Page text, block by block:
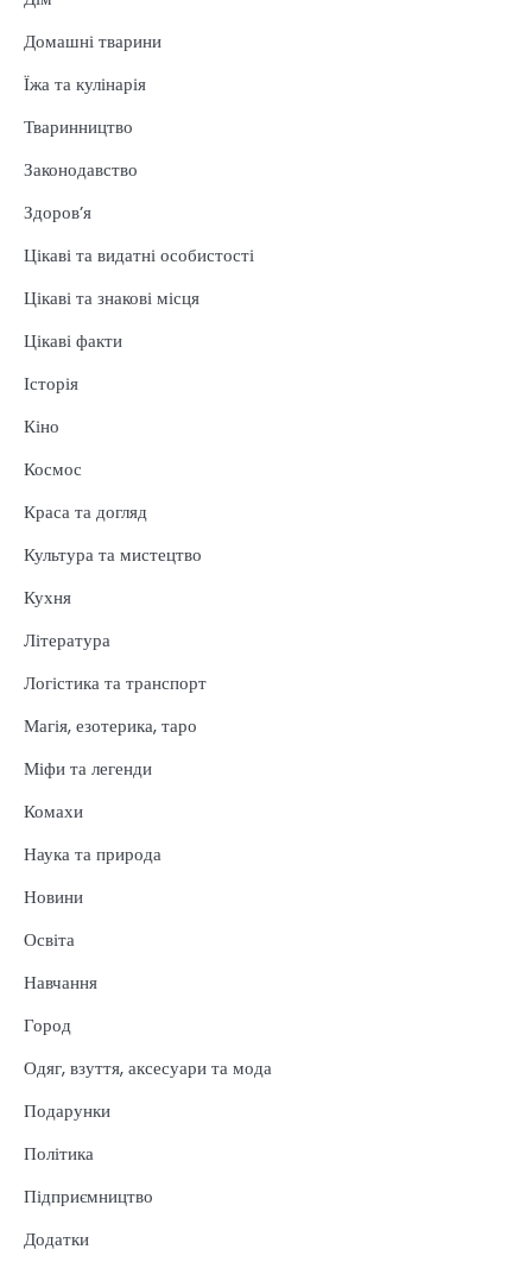
Домашні тварини
Їжа та кулінарія
Тваринництво
Законодавство
Здоров’я
Цікаві та видатні особистості
Цікаві та знакові місця
Цікаві факти
Історія
Кіно
Космос
Краса та догляд
Культура та мистецтво
Кухня
Література
Логістика та транспорт
Магія, езотерика, таро
Міфи та легенди
Комахи
Наука та природа
Новини
Освіта
Навчання
Город
Одяг, взуття, аксесуари та мода
Подарунки
Політика
Підприємництво
Додатки